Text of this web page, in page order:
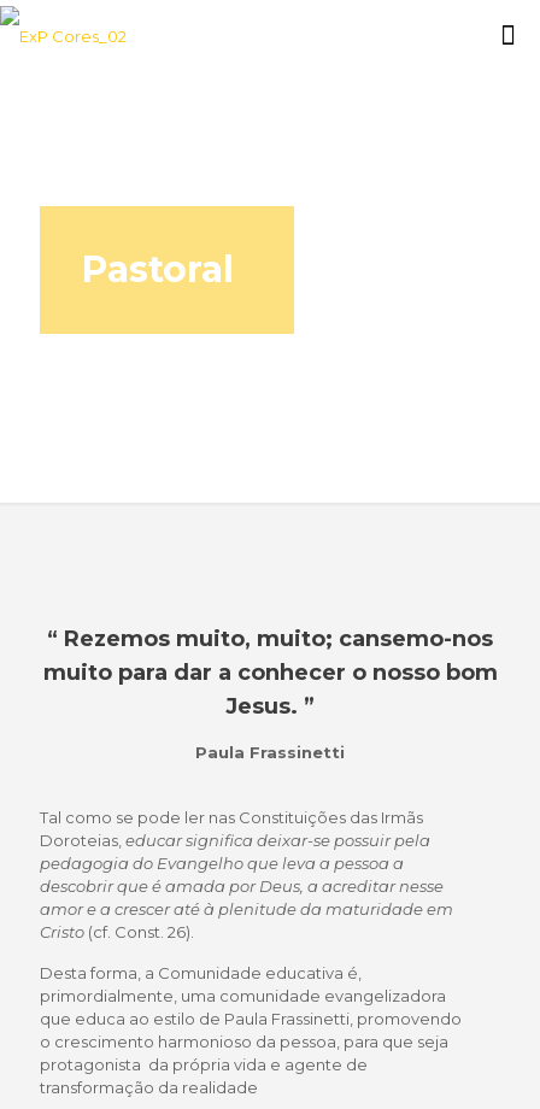
Pastoral
“ Rezemos muito, muito; cansemo-nos
muito para dar a conhecer o nosso bom
Jesus. ”
Paula Frassinetti
Tal como se pode ler nas Constituições das Irmãs
Doroteias, educar significa deixar-se possuir pela
pedagogia do Evangelho que leva a pessoa a
descobrir que é amada por Deus, a acreditar nesse
amor e a crescer até à plenitude da maturidade em
Cristo (cf. Const. 26).
Desta forma, a Comunidade educativa é,
primordialmente, uma comunidade evangelizadora
que educa ao estilo de Paula Frassinetti, promovendo
o crescimento harmonioso da pessoa, para que seja
protagonista da própria vida e agente de
transformação da realidade